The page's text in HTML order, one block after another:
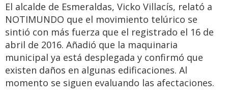
El alcalde de Esmeraldas, Vicko Villacís, relató a
NOTIMUNDO que el movimiento telúrico se
sintió con más fuerza que el registrado el 16 de
abril de 2016. Añadió que la maquinaria
municipal ya está desplegada y confirmó que
existen daños en algunas edificaciones. Al
momento se siguen evaluando las afectaciones.